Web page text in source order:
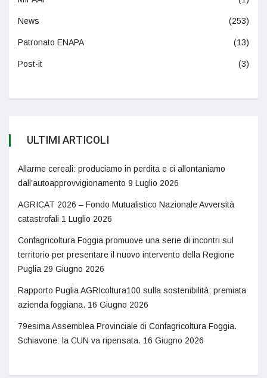
News (253)
Patronato ENAPA (13)
Post-it (3)
ULTIMI ARTICOLI
Allarme cereali: produciamo in perdita e ci allontaniamo
dall’autoapprovvigionamento 9 Luglio 2026
AGRICAT 2026 – Fondo Mutualistico Nazionale Avversità
catastrofali 1 Luglio 2026
Confagricoltura Foggia promuove una serie di incontri sul
territorio per presentare il nuovo intervento della Regione
Puglia 29 Giugno 2026
Rapporto Puglia AGRIcoltura100 sulla sostenibilità; premiata
azienda foggiana. 16 Giugno 2026
79esima Assemblea Provinciale di Confagricoltura Foggia.
Schiavone: la CUN va ripensata. 16 Giugno 2026